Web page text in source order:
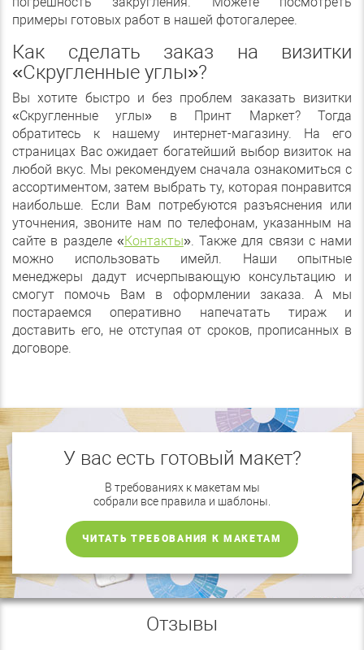
примеры готовых работ в нашей фотогалерее.
Как сделать заказ на визитки
«Скругленные углы»?
Вы хотите быстро и без проблем заказать визитки
«Скругленные углы» в Принт Маркет? Тогда
обратитесь к нашему интернет-магазину. На его
страницах Вас ожидает богатейший выбор визиток на
любой вкус. Мы рекомендуем сначала ознакомиться с
ассортиментом, затем выбрать ту, которая понравится
наибольше. Если Вам потребуются разъяснения или
уточнения, звоните нам по телефонам, указанным на
сайте в разделе «Контакты». Также для связи с нами
можно использовать имейл. Наши опытные
менеджеры дадут исчерпывающую консультацию и
смогут помочь Вам в оформлении заказа. А мы
постараемся оперативно напечатать тираж и
доставить его, не отступая от сроков, прописанных в
договоре.
У вас есть готовый макет?
В требованиях к макетам мы
собрали все правила и шаблоны.
ЧИТАТЬ ТРЕБОВАНИЯ К МАКЕТАМ
Отзывы